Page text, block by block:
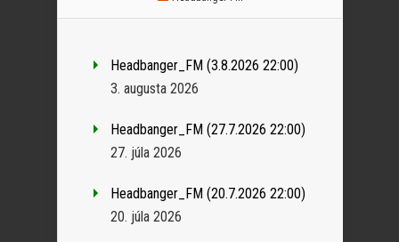
Headbanger_FM (3.8.2026 22:00)
3. augusta 2026
Headbanger_FM (27.7.2026 22:00)
27. júla 2026
Headbanger_FM (20.7.2026 22:00)
20. júla 2026